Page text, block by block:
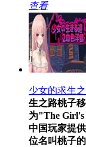
查看
少女的求生
生之路桃子
为"The Girl's
中国玩家提
位名叫桃子